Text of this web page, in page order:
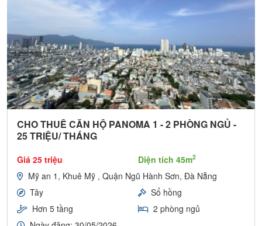
CHO THUÊ CĂN HỘ PANOMA 1 - 2 PHÒNG NGỦ -
25 TRIỆU/ THÁNG
Giá 25 triệu Diện tích 45m2
Mỹ an 1, Khuê Mỹ , Quận Ngũ Hành Sơn, Đà Nẵng
Tây
Sổ hồng
Hơn 5 tầng
2 phòng ngủ